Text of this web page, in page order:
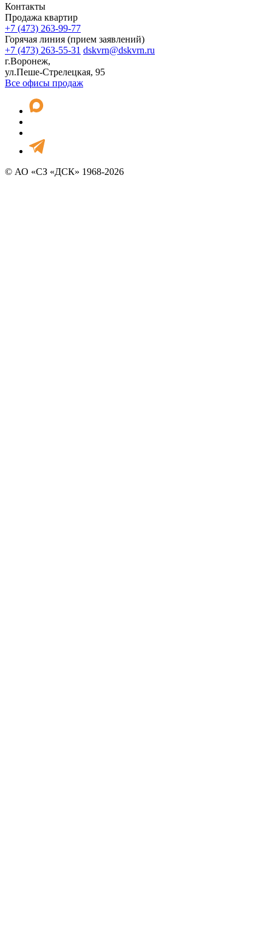
Контакты
Продажа квартир
+7 (473) 263-99-77
Горячая линия (прием заявлений)
+7 (473) 263-55-31 dskvrn@dskvrn.ru
г.Воронеж,
ул.Пеше-Стрелецкая, 95
Все офисы продаж
© АО «СЗ «ДСК» 1968-2026